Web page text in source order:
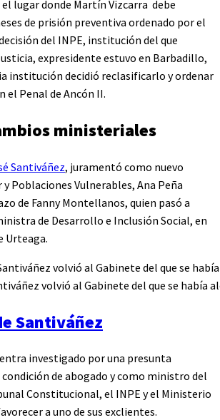
lugar donde Martín Vizcarra debe
de prisión preventiva ordenado por el
del INPE, institución del que
expresidente estuvo en Barbadillo,
institución decidió reclasificarlo y ordenar
Penal de Ancón II.
ministeriales
Santiváñez, juramentó como nuevo
Poblaciones Vulnerables, Ana Peña
de Fanny Montellanos, quien pasó a
de Desarrollo e Inclusión Social, en
Urteaga.
volvió al Gabinete del que se había
Santiváñez
investigado por una presunta
de abogado y como ministro del
Constitucional, el INPE y el Ministerio
a uno de sus exclientes.